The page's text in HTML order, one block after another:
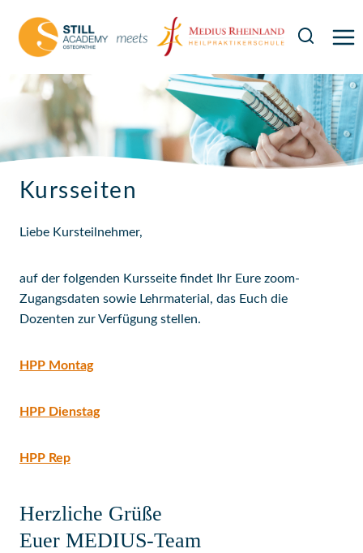
Inhalt
springen
Kursseiten
Liebe Kursteilnehmer,
auf der folgenden Kursseite findet Ihr Eure zoom-
Zugangsdaten sowie Lehrmaterial, das Euch die
Dozenten zur Verfügung stellen.
HPP Montag
HPP Dienstag
HPP Rep
Herzliche Grüße
Euer MEDIUS-Team